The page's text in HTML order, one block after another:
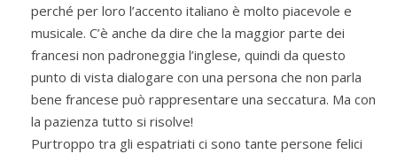
perché per loro l’accento italiano è molto piacevole e
musicale. C’è anche da dire che la maggior parte dei
francesi non padroneggia l’inglese, quindi da questo
punto di vista dialogare con una persona che non parla
bene francese può rappresentare una seccatura. Ma con
la pazienza tutto si risolve!
Purtroppo tra gli espatriati ci sono tante persone felici